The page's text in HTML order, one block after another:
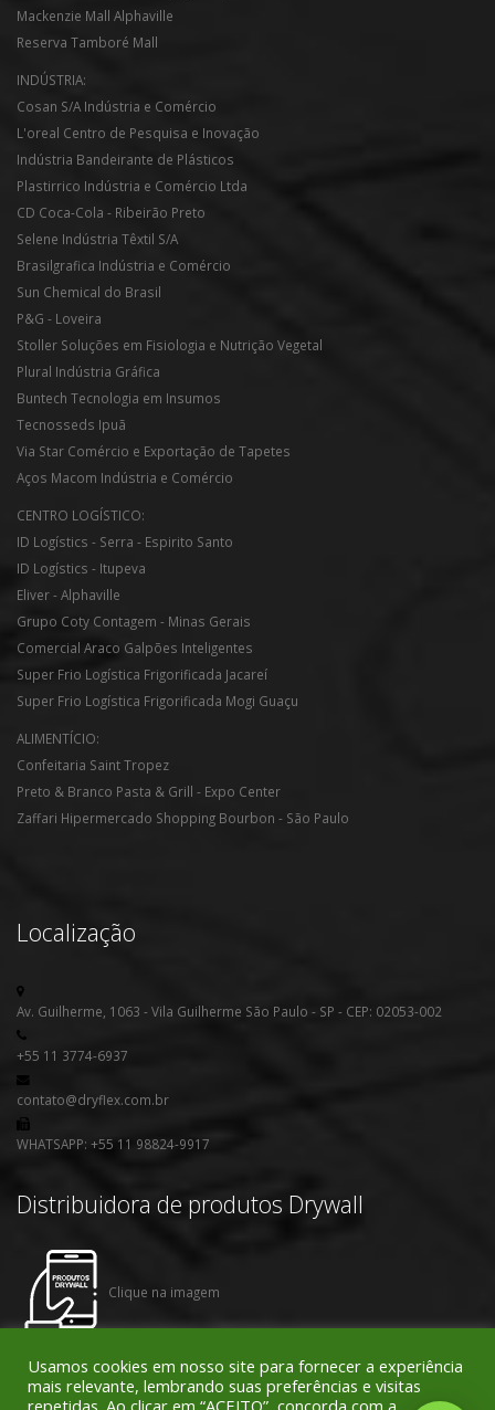
Mackenzie Mall Alphaville
Reserva Tamboré Mall
INDÚSTRIA:
Cosan S/A Indústria e Comércio
L'oreal Centro de Pesquisa e Inovação
Indústria Bandeirante de Plásticos
Plastirrico Indústria e Comércio Ltda
CD Coca-Cola - Ribeirão Preto
Selene Indústria Têxtil S/A
Brasilgrafica Indústria e Comércio
Sun Chemical do Brasil
P&G - Loveira
Stoller Soluções em Fisiologia e Nutrição Vegetal
Plural Indústria Gráfica
Buntech Tecnologia em Insumos
Tecnosseds Ipuã
Via Star Comércio e Exportação de Tapetes
Aços Macom Indústria e Comércio
CENTRO LOGÍSTICO:
ID Logístics - Serra - Espirito Santo
ID Logístics - Itupeva
Eliver - Alphaville
Grupo Coty Contagem - Minas Gerais
Comercial Araco Galpões Inteligentes
Super Frio Logística Frigorificada Jacareí
Super Frio Logística Frigorificada Mogi Guaçu
ALIMENTÍCIO:
Confeitaria Saint Tropez
Preto & Branco Pasta & Grill - Expo Center
Zaffari Hipermercado Shopping Bourbon - São Paulo
Localização
Av. Guilherme, 1063 - Vila Guilherme São Paulo - SP - CEP: 02053-002
+55 11 3774-6937
contato@dryflex.com.br
WHATSAPP: +55 11 98824-9917
Distribuidora de produtos Drywall
Clique na imagem
Usamos cookies em nosso site para fornecer a experiência
mais relevante, lembrando suas preferências e visitas
repetidas. Ao clicar em “ACEITO”, concorda com a